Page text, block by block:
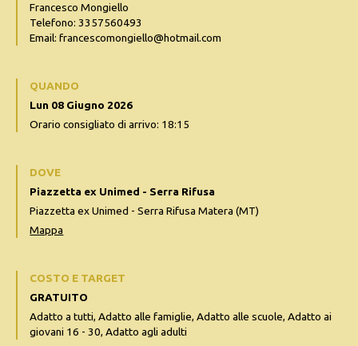
Francesco Mongiello
Telefono: 3357560493
Email: francescomongiello@hotmail.com
QUANDO
Lun 08 Giugno 2026
Orario consigliato di arrivo: 18:15
DOVE
Piazzetta ex Unimed - Serra Rifusa
Piazzetta ex Unimed - Serra Rifusa Matera (MT)
Mappa
COSTO E TARGET
GRATUITO
Adatto a tutti, Adatto alle famiglie, Adatto alle scuole, Adatto ai
giovani 16 - 30, Adatto agli adulti